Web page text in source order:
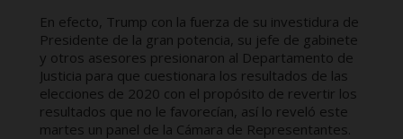
En efecto, Trump con la fuerza de su investidura de
Presidente de la gran potencia, su jefe de gabinete
y otros asesores presionaron al Departamento de
Justicia para que cuestionara los resultados de las
elecciones de 2020 con el propósito de revertir los
resultados que no le favorecían, así lo reveló este
martes un panel de la Cámara de Representantes.